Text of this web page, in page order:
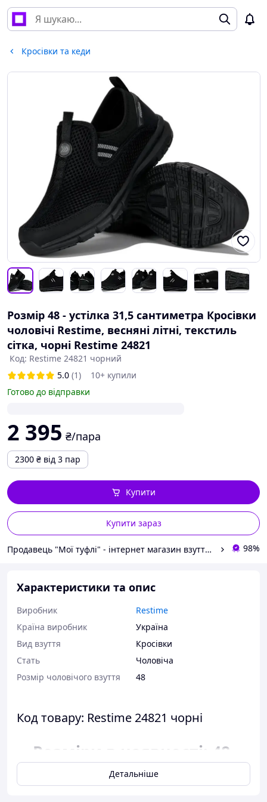
Кросівки та кеди
Розмір 48 - устілка 31,5 сантиметра Кросівки
чоловічі Restime, весняні літні, текстиль
сітка, чорні Restime 24821
Код: Restime 24821 чорний
5.0 (1)
10+ купили
Готово до відправки
2 395 ₴/пара
2300 ₴ від 3 пар
Купити зараз
Купити
Продавець "Мої туфлі" - інтернет магазин взуття на всі випадки життя. 98%
Характеристики та опис
Виробник
Restime
Країна виробник
Україна
Вид взуття
Кросівки
Стать
Чоловіча
Розмір чоловічого взуття
48
Код товару: Restime 24821 чорні
Розміри в наявності: 48.
Відповідність розміру до
Детальніше